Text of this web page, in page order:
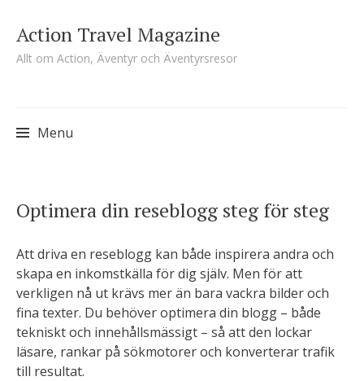
Action Travel Magazine
Allt om Action, Äventyr och Äventyrsresor
Menu
to
Optimera din reseblogg steg för steg
Att driva en reseblogg kan både inspirera andra och
skapa en inkomstkälla för dig själv. Men för att
verkligen nå ut krävs mer än bara vackra bilder och
fina texter. Du behöver optimera din blogg – både
tekniskt och innehållsmässigt – så att den lockar
läsare, rankar på sökmotorer och konverterar trafik
till resultat.